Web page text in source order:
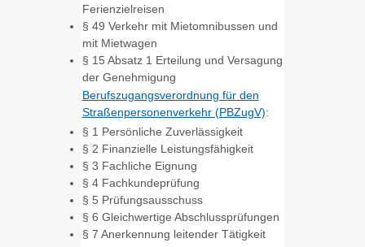
Ferienzielreisen
§ 49 Verkehr mit Mietomnibussen und
mit Mietwagen
§ 15 Absatz 1 Erteilung und Versagung
der Genehmigung
Berufszugangsverordnung für den
Straßenpersonenverkehr (PBZugV):
§ 1 Persönliche Zuverlässigkeit
§ 2 Finanzielle Leistungsfähigkeit
§ 3 Fachliche Eignung
§ 4 Fachkundeprüfung
§ 5 Prüfungsausschuss
§ 6 Gleichwertige Abschlussprüfungen
§ 7 Anerkennung leitender Tätigkeit